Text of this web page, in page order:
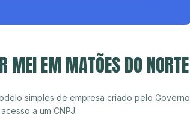
MEI EM MATÕES DO NORTE
simples de empresa criado pelo Governo
a um CNPJ.